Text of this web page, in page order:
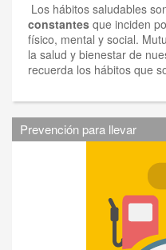
Los hábitos saludables
constantes que inciden
físico, mental y social.
la salud y bienestar de
recuerda los hábitos que
Prevención para llevar